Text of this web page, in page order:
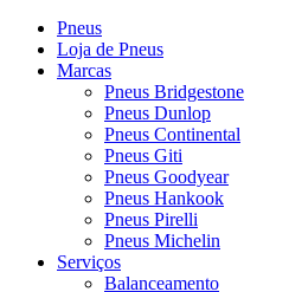
Pneus
Loja de Pneus
Marcas
Pneus Bridgestone
Pneus Dunlop
Pneus Continental
Pneus Giti
Pneus Goodyear
Pneus Hankook
Pneus Pirelli
Pneus Michelin
Serviços
Balanceamento